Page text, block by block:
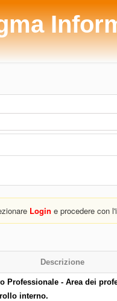
Logine procedere con
Descrizione
Professionale - Area dei
interno.